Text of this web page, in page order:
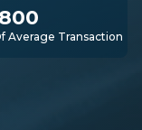
Average Transaction